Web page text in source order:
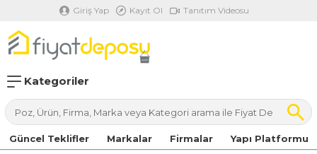
Giriş Yap Kayıt Ol Tanıtım Videosu
Kategoriler
Güncel Teklifler Markalar Firmalar Yapı Platformu